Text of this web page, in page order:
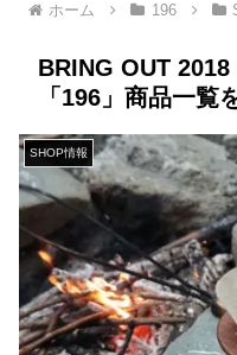
ホーム 196
BRING OUT
「196」商品一覧
SHOP情報